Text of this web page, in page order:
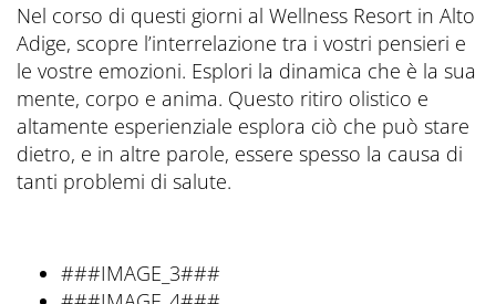
Nel corso di questi giorni al Wellness Resort in Alto
Adige, scopre l’interrelazione tra i vostri pensieri e
le vostre emozioni. Esplori la dinamica che è la sua
mente, corpo e anima. Questo ritiro olistico e
altamente esperienziale esplora ciò che può stare
dietro, e in altre parole, essere spesso la causa di
tanti problemi di salute.
###IMAGE_3###